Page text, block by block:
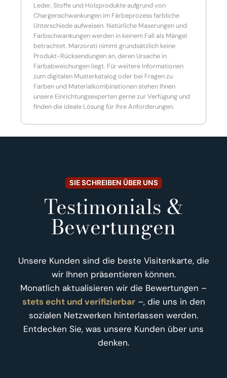
Leder, Stoffe und Holzprodukte aufgrund von
Chargenschwankungen im Färbeprozess farbliche
Unterschiede aufweisen. Natürliche Maserungen und
Farbschwankungen werden in keinem Fall als Mängel
betrachtet. Marzorati nimmt grundsätzlich keine
Produkt-Rücksendungen an, deren Ursache in
Farbabweichungen liegt. Für weitere Informationen
zum digitalen Musterkatalog oder bei Fragen zu
Farben und Materialkombinationen stehen Ihnen
unsere Einrichtungsexperten gerne zur Verfügung und
finden die ideale Lösung für Ihre Anforderungen.
SIE SCHREIBEN ÜBER UNS
Testimonials &
Bewertungen
Unsere Kunden sind die beste Visitenkarte, die
wir Ihnen präsentieren können.
Monatlich aktualisieren wir die Bewertungen –
stets echt und verifizierbar–, die uns in den
sozialen Netzwerken hinterlassen werden.
Entdecken Sie, was unsere Kunden über uns
denken.